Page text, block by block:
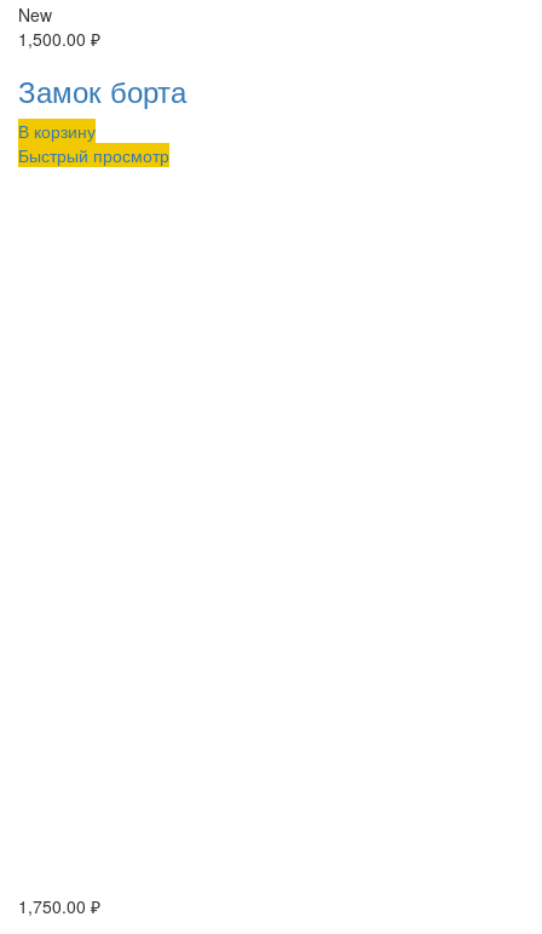
New
1,500.00 ₽
Замок борта
В корзину
Быстрый просмотр
1,750.00 ₽